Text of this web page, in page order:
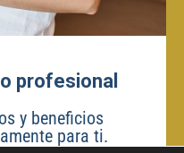
profesional
y beneficios
para ti.